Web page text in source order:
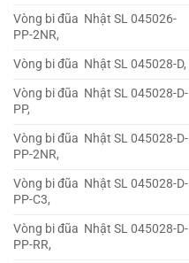
Vòng bi đũa Nhật SL 045026-
PP-2NR,
Vòng bi đũa Nhật SL 045028-D,
Vòng bi đũa Nhật SL 045028-D-
PP,
Vòng bi đũa Nhật SL 045028-D-
PP-2NR,
Vòng bi đũa Nhật SL 045028-D-
PP-C3,
Vòng bi đũa Nhật SL 045028-D-
PP-RR,